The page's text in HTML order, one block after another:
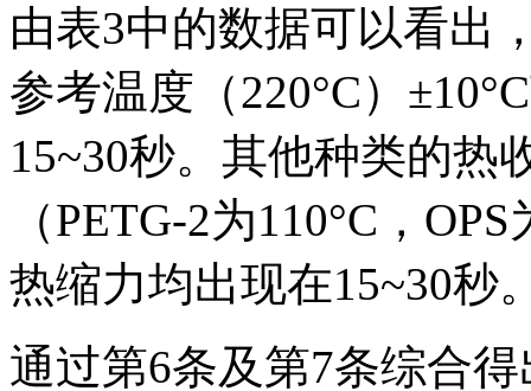
由表3中的数据可以看出
参考温度（220°C）
15~30秒。其他种类的热
（PETG-2为110°C，
热缩力均出现在15~30秒
通过第6条及第7条综合